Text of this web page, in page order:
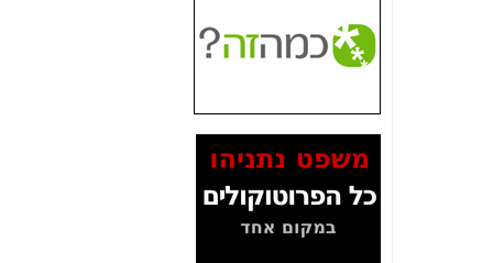
האם ביבי וקרא קבלו
בכלל תמורה עבור
המסמכים בנושא בזק-
Yes (תיק 4000)
לאיש הלא נכון! -כאן
עובדות ומסמכים